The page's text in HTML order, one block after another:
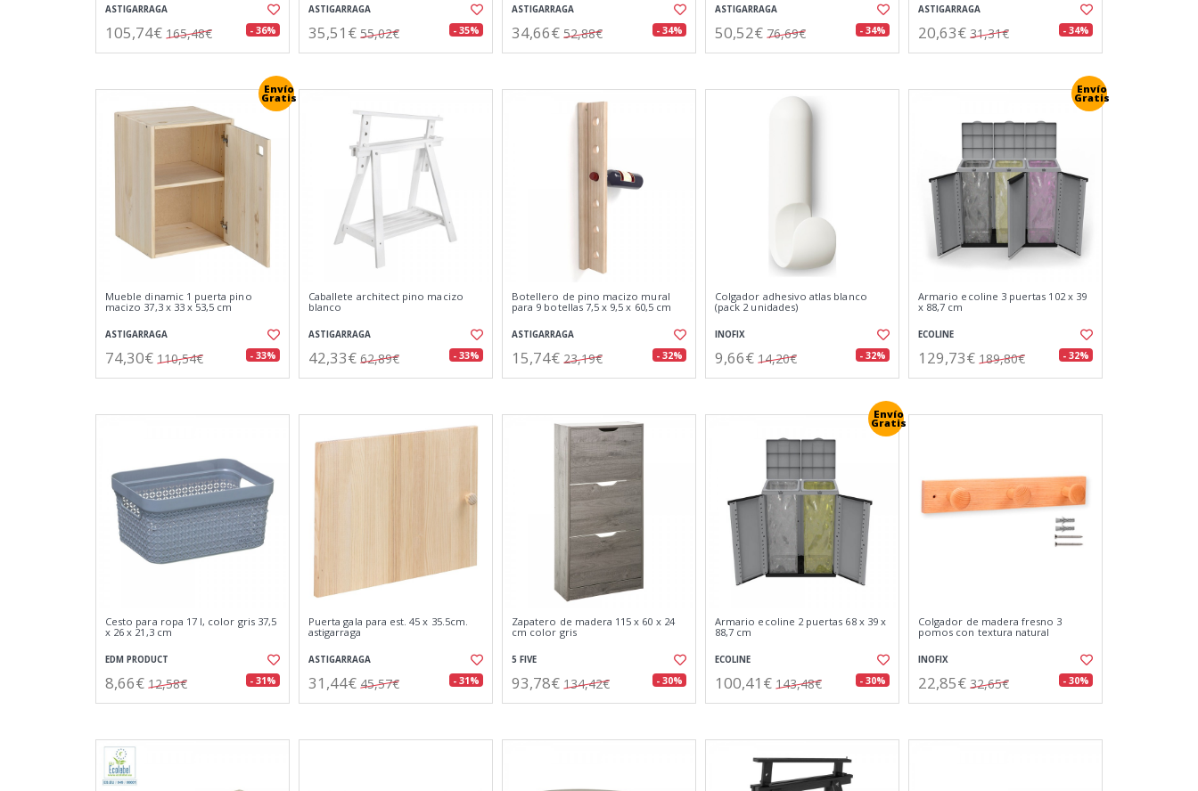
ASTIGARRAGA
105,74€ 165,48€ - 36%
ASTIGARRAGA
35,51€ 55,02€ - 35%
ASTIGARRAGA
34,66€ 52,88€ - 34%
ASTIGARRAGA
50,52€ 76,69€ - 34%
ASTIGARRAGA
20,63€ 31,31€ - 34%
Envío
Gratis
Mueble dinamic 1 puerta pino
macizo 37,3 x 33 x 53,5 cm
ASTIGARRAGA
74,30€ 110,54€ - 33%
Caballete architect pino macizo
blanco
ASTIGARRAGA
42,33€ 62,89€ - 33%
Botellero de pino macizo mural
para 9 botellas 7,5 x 9,5 x 60,5 cm
ASTIGARRAGA
15,74€ 23,19€ - 32%
Colgador adhesivo atlas blanco
(pack 2 unidades)
INOFIX
9,66€ 14,20€ - 32%
Envío
Gratis
Armario ecoline 3 puertas 102 x 39
x 88,7 cm
ECOLINE
129,73€ 189,80€ - 32%
Cesto para ropa 17 l, color gris 37,5
x 26 x 21,3 cm
EDM PRODUCT
8,66€ 12,58€ - 31%
Puerta gala para est. 45 x 35.5cm.
astigarraga
ASTIGARRAGA
31,44€ 45,57€ - 31%
Zapatero de madera 115 x 60 x 24
cm color gris
5 FIVE
93,78€ 134,42€ - 30%
Envío
Gratis
Armario ecoline 2 puertas 68 x 39 x
88,7 cm
ECOLINE
100,41€ 143,48€ - 30%
Colgador de madera fresno 3
pomos con textura natural
INOFIX
22,85€ 32,65€ - 30%